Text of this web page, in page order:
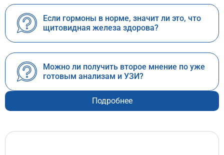
Если гормоны в норме, значит ли это, что
щитовидная железа здорова?
Можно ли получить второе мнение по уже
готовым анализам и УЗИ?
Подробнее